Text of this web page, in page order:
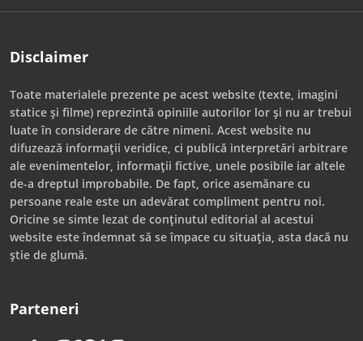
Disclaimer
Toate materialele prezente pe acest website (texte, imagini
statice și filme) reprezintă opiniile autorilor lor și nu ar trebui
luate în considerare de către nimeni. Acest website nu
difuzează informații veridice, ci publică interpretări arbitrare
ale evenimentelor, informații fictive, unele posibile iar altele
de-a dreptul improbabile. De fapt, orice asemănare cu
persoane reale este un adevărat compliment pentru noi.
Oricine se simte lezat de conținutul editorial al acestui
website este îndemnat să se împace cu situația, asta dacă nu
știe de glumă.
Parteneri